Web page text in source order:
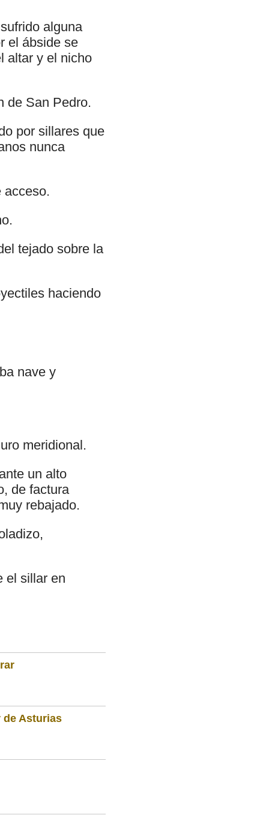
alguna
el ábside se
altar y el nicho
de San Pedro.
por sillares que
nunca
acceso.
tejado sobre la
haciendo
nave y
meridional.
un alto
de factura
rebajado.
el sillar en
de Asturias